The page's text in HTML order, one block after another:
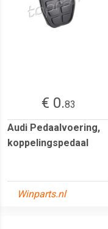
€ 0.83
Audi Pedaalvoering,
koppelingspedaal
Winparts.nl